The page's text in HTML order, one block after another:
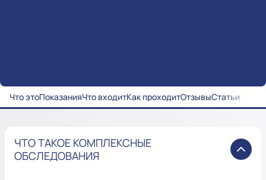
Что этоПоказанияЧто входитКак проходитОтзывыСтатьи
ЧТО ТАКОЕ КОМПЛЕКСНЫЕ
ОБСЛЕДОВАНИЯ